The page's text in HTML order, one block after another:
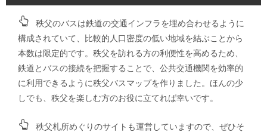
秩父のバスは鉄道の交通インフラを埋め合わせるように
構成されていて、比較的人口密度の低い地域を結ぶことから
本数は限定的です。秩父を訪れる方の利便性を高めるため、
鉄道とバスの接続を把握することで、公共交通機関を効率的
に利用できるように秩父バスマップを作りました。ほんの少
しでも、秩父を楽しむ方のお役に立てれば幸いです。
秩父札所めぐりのサイトも運営していますので、ぜひそ